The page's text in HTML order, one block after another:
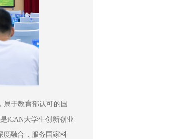
属于教育部认可的国
iCAN大学生创新创业
度融合，服务国家科